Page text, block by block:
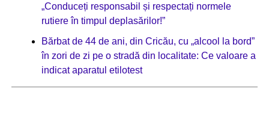
„Conduceți responsabil și respectați normele
rutiere în timpul deplasărilor!”
Bărbat de 44 de ani, din Cricău, cu „alcool la bord”
în zori de zi pe o stradă din localitate: Ce valoare a
indicat aparatul etilotest